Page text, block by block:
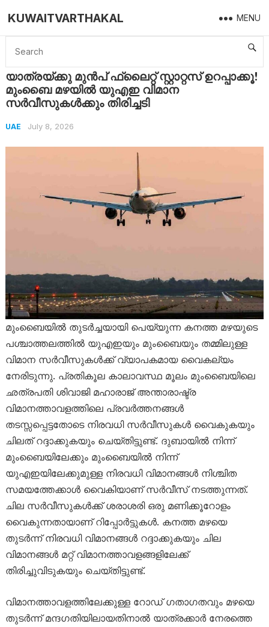
KUWAITVARTHAKAL MENU
Home UAE യാത്രയ്ക്കു മുൻപ് ഫ്ലൈറ്റ് സ്റ്റാറ്റസ് ഉറപ്പാക്കൂ! മുംബൈ മഴയിൽ യുഎഇ വിമാന സർവീസുകൾക്കും തിരിച്ചടി
യാത്രയ്ക്കു മുൻപ് ഫ്ലൈറ്റ് സ്റ്റാറ്റസ് ഉറപ്പാക്കൂ!
മുംബൈ മഴയിൽ യുഎഇ വിമാന
സർവീസുകൾക്കും തിരിച്ചടി
UAE July 8, 2026
മുംബൈയിൽ തുടർച്ചയായി പെയ്യുന്ന കനത്ത മഴയുടെ
പശ്ചാത്തലത്തിൽ യുഎഇയും മുംബൈയും തമ്മിലുള്ള
വിമാന സർവീസുകൾക്ക് വ്യാപകമായ വൈകല്യം
നേരിടുന്നു. പ്രതികൂല കാലാവസ്ഥ മൂലം മുംബൈയിലെ
ഛത്രപതി ശിവാജി മഹാരാജ് അന്താരാഷ്ട്ര
വിമാനത്താവളത്തിലെ പ്രവർത്തനങ്ങൾ
തടസ്സപ്പെട്ടതോടെ നിരവധി സർവീസുകൾ വൈകുകയും
ചിലത് റദ്ദാക്കുകയും ചെയ്തിട്ടുണ്ട്. ദുബായിൽ നിന്ന്
മുംബൈയിലേക്കും മുംബൈയിൽ നിന്ന്
യുഎഇയിലേക്കുമുള്ള നിരവധി വിമാനങ്ങൾ നിശ്ചിത
സമയത്തേക്കാൾ വൈകിയാണ് സർവീസ് നടത്തുന്നത്.
ചില സർവീസുകൾക്ക് ശരാശരി ഒരു മണിക്കൂറോളം
വൈകുന്നതായാണ് റിപ്പോർട്ടുകൾ. കനത്ത മഴയെ
തുടർന്ന് നിരവധി വിമാനങ്ങൾ റദ്ദാക്കുകയും ചില
വിമാനങ്ങൾ മറ്റ് വിമാനത്താവളങ്ങളിലേക്ക്
തിരിച്ചുവിടുകയും ചെയ്തിട്ടുണ്ട്.
വിമാനത്താവളത്തിലേക്കുള്ള റോഡ് ഗതാഗതവും മഴയെ
തുടർന്ന് മന്ദഗതിയിലായതിനാൽ യാത്രക്കാർ നേരത്തെ